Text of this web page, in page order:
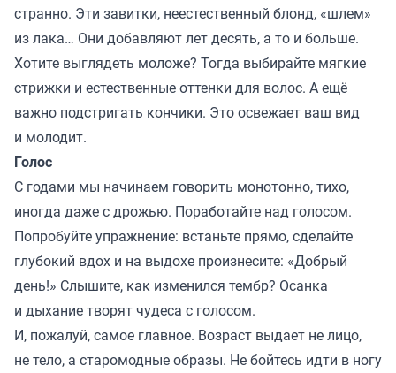
странно. Эти завитки, неестественный блонд, «шлем»
из лака… Они добавляют лет десять, а то и больше.
Хотите выглядеть моложе? Тогда выбирайте мягкие
стрижки и естественные оттенки для волос. А ещё
важно подстригать кончики. Это освежает ваш вид
и молодит.
Голос
С годами мы начинаем говорить монотонно, тихо,
иногда даже с дрожью. Поработайте над голосом.
Попробуйте упражнение: встаньте прямо, сделайте
глубокий вдох и на выдохе произнесите: «Добрый
день!» Слышите, как изменился тембр? Осанка
и дыхание творят чудеса с голосом.
И, пожалуй, самое главное. Возраст выдает не лицо,
не тело, а старомодные образы. Не бойтесь идти в ногу